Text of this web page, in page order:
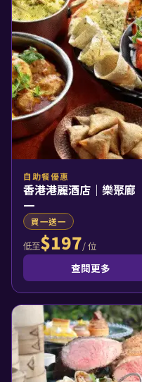
自助餐優惠
香港港麗酒店｜樂聚廊
一
買一送一
低至$197/ 位
查閱更多